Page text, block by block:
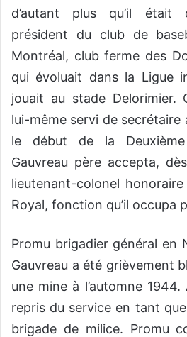
d’autant plus qu’il
président du club de
Montréal, club ferme des
qui évoluait dans la Ligue
jouait au stade Delorimier.
lui-même servi de secrétaire
le début de la Deuxième
Gauvreau père accepta,
lieutenant-colonel
Royal, fonction qu’il occupa
Promu brigadier général en
Gauvreau a été grièvement
une mine à l’automne
repris du service en tant
brigade de milice. Promu